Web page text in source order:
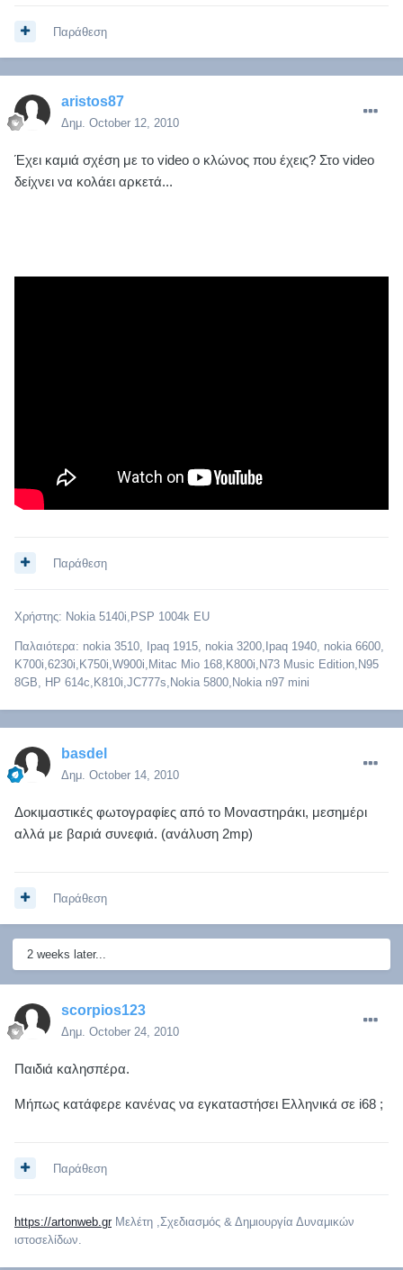
Παράθεση
aristos87
Δημ. October 12, 2010
Έχει καμιά σχέση με το video ο κλώνος που έχεις? Στο video
δείχνει να κολάει αρκετά...
Παράθεση
Χρήστης: Nokia 5140i,PSP 1004k EU
Παλαιότερα: nokia 3510, Ipaq 1915, nokia 3200,Ipaq 1940, nokia 6600,
Κ700i,6230i,K750i,W900i,Mitac Mio 168,K800i,N73 Music Edition,N95
8GB, HP 614c,Κ810i,JC777s,Nokia 5800,Nokia n97 mini
basdel
Δημ. October 14, 2010
Δοκιμαστικές φωτογραφίες από το Μοναστηράκι, μεσημέρι
αλλά με βαριά συνεφιά. (ανάλυση 2mp)
Παράθεση
2 weeks later...
scorpios123
Δημ. October 24, 2010
Παιδιά καλησπέρα.
Μήπως κατάφερε κανένας να εγκαταστήσει Ελληνικά σε i68 ;
Παράθεση
https://artonweb.grΜελέτη ,Σχεδιασμός & Δημιουργία Δυναμικών
ιστοσελίδων.